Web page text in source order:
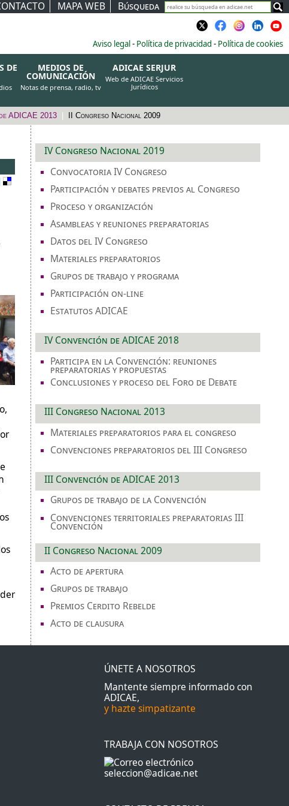
MAPA WEB Búsqueda
Aviso legal- Política de privacidad - Política de cookies
ADICAE 2013 II Congreso Nacional 2009
DE MEDIOS DE
COMUNICACIÓN
Notas de prensa, radio, tv
ADICAE SERJUR
Web de ADICAE Servicios
Jurídicos
IV Congreso Nacional 2019
Convocatoria IV Congreso
Participación y debates previos al Congreso
Proceso y organización
Asambleas y reuniones preparatorias
Datos del IV Congreso
Materiales preparatorios
Grupos de trabajo y programa
Participación on-line
Estatutos ADICAE
IV Convención de ADICAE 2018
Participa en la Convención: reuniones
preparatorias y propuestas
Conclusiones y proceso del Foro de Debate
III Congreso Nacional 2013
Materiales preparatorios para el congreso
Convenciones preparatorios del III Congreso
III Convención de ADICAE 2013
Grupos de trabajo de la Convención
Convenciones territoriales preparatorias III
Convención
II Congreso Nacional 2009
Acto de apertura
Grupos de trabajo
Premios Cerdito Rebelde
Acto de clausura
ÚNETE A NOSOTROS
Mantente siempre informado con
ADICAE,
y hazte simpatizante
TRABAJA CON NOSOTROS
seleccion@adicae.net